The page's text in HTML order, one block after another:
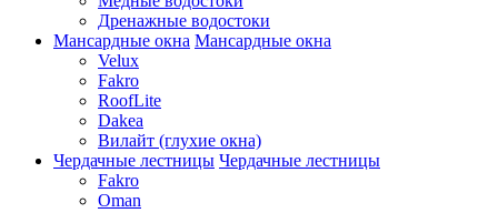
Дренажные водостоки
Мансардные окна Мансардные окна
Velux
Fakro
RoofLite
Dakea
Вилайт (глухие окна)
Чердачные лестницы Чердачные лестницы
Fakro
Oman